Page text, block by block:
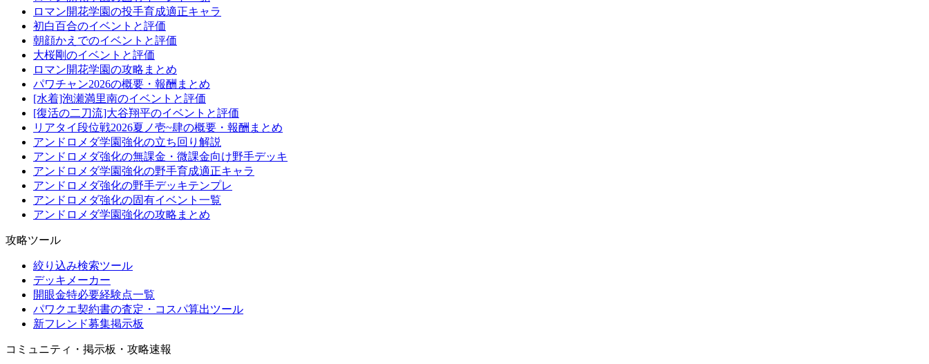
ロマン開花学園の投手育成適正キャラ
初白百合のイベントと評価
朝顔かえでのイベントと評価
大桜剛のイベントと評価
ロマン開花学園の攻略まとめ
パワチャン2026の概要・報酬まとめ
[水着]泡瀬満里南のイベントと評価
[復活の二刀流]大谷翔平のイベントと評価
リアタイ段位戦2026夏ノ壱~肆の概要・報酬まとめ
アンドロメダ学園強化の立ち回り解説
アンドロメダ強化の無課金・微課金向け野手デッキ
アンドロメダ学園強化の野手育成適正キャラ
アンドロメダ強化の野手デッキテンプレ
アンドロメダ強化の固有イベント一覧
アンドロメダ学園強化の攻略まとめ
攻略ツール
絞り込み検索ツール
デッキメーカー
開眼金特必要経験点一覧
パワクエ契約書の査定・コスパ算出ツール
新フレンド募集掲示板
コミュニティ・掲示板・攻略速報